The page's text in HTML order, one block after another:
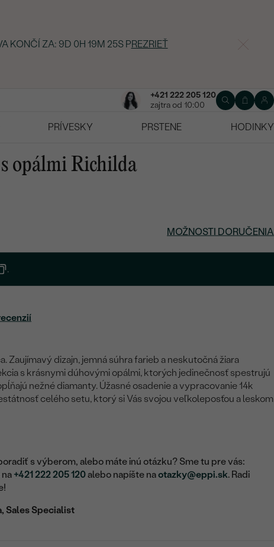
KONČÍ ZA: 9D 0H 19M 24SPREZRIEŤ
+421 222 205 120
zajtra od 10:00
PRÍVESKY PRSTENE HODINKY
opálmi Richilda
MOŽNOSTI DORUČENIA
.
Zaujímavý dizajn, jemná súhra farieb a neskutočná žiara
s krásnymi dúhovými opálmi, ktorých jedinečnosť spestrujú
nežné diamanty. Úžasné osadenie a vypracovanie 14k
celého setu, ktorý si Vás svojou veľkoleposťou a leskom
s výberom, alebo máte inú otázku? Sme tu pre vás:
+421 222 205 120alebo napíšte naotazky@eppi.sk. Radi
Sales Specialist